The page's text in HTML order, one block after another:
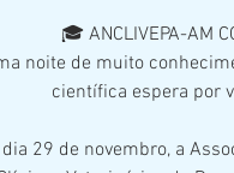
🎓 ANCLIVEPA-AM
noite de muito
científica espera por
dia 29 de novembro, a